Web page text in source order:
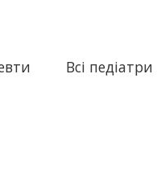
Всі педіатри